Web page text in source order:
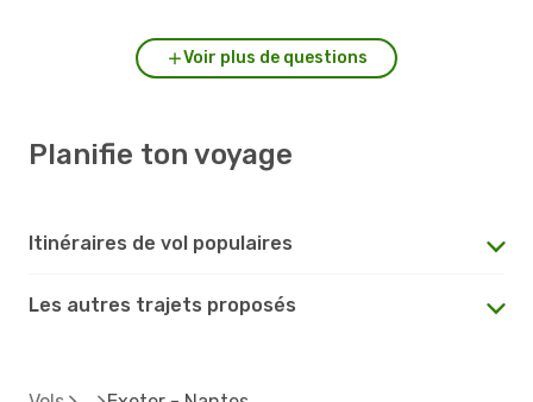
Voir plus de questions
Planifie ton voyage
Itinéraires de vol populaires
Les autres trajets proposés